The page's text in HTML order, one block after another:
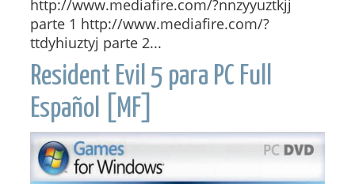
http://www.mediafire.com/?nnzyyuztkjj
parte 1 http://www.mediafire.com/?
ttdyhiuztyj parte 2...
Resident Evil 5 para PC Full
Español [MF]